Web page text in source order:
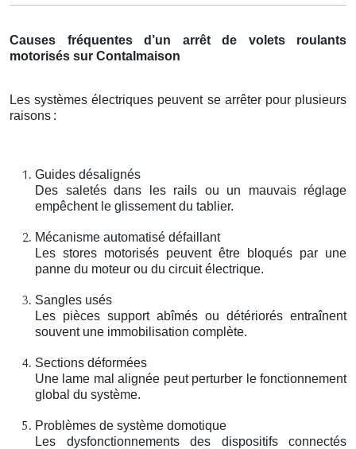
Causes fréquentes d’un arrêt de volets roulants
motorisés sur Contalmaison
Les systèmes électriques peuvent se arrêter pour plusieurs
raisons :
Guides désalignés
Des saletés dans les rails ou un mauvais réglage
empêchent le glissement du tablier.
Mécanisme automatisé défaillant
Les stores motorisés peuvent être bloqués par une
panne du moteur ou du circuit électrique.
Sangles usés
Les pièces support abîmés ou détériorés entraînent
souvent une immobilisation complète.
Sections déformées
Une lame mal alignée peut perturber le fonctionnement
global du système.
Problèmes de système domotique
Les dysfonctionnements des dispositifs connectés